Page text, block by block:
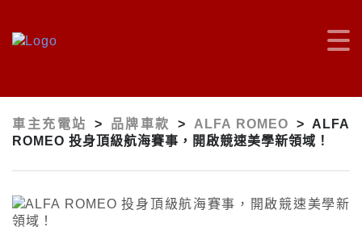
車主充電站 > 品牌車款 > ALFA ROMEO >
ALFA
ROMEO 投身頂級航海賽事，開啟競速美學新領域！